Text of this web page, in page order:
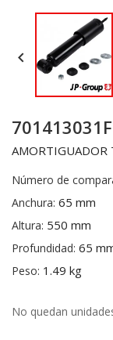

AMORTIGUADOR
Número de
Anchura: 65 mm
Altura: 550 mm
Profundidad: 65
Peso: 1.49 kg
No quedan